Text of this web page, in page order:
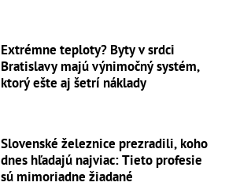
Extrémne teploty? Byty v srdci
Bratislavy majú výnimočný systém,
ktorý ešte aj šetrí náklady
Slovenské železnice prezradili, koho
dnes hľadajú najviac: Tieto profesie
sú mimoriadne žiadané